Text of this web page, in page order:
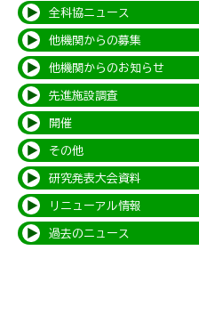
全科協ニュース
他機関からの募集
他機関からのお知らせ
先進施設調査
開催
その他
研究発表大会資料
リニューアル情報
過去のニュース